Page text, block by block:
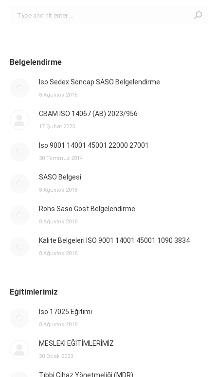
Search:
Belgelendirme
Iso Sedex Soncap SASO Belgelendirme
8 Ağustos 2018
CBAM ISO 14067 (AB) 2023/956
17 Şubat 2025
Iso 9001 14001 45001 22000 27001
30 Temmuz 2014
SASO Belgesi
8 Ağustos 2018
Rohs Saso Gost Belgelendirme
8 Ağustos 2018
Kalite Belgeleri ISO 9001 14001 45001 1090 3834
8 Ağustos 2018
Eğitimlerimiz
Iso 17025 Eğitimi
8 Ağustos 2018
MESLEKİ EĞİTİMLERİMİZ
20 Ocak 2023
Tıbbi Cihaz Yönetmeliği (MDR)